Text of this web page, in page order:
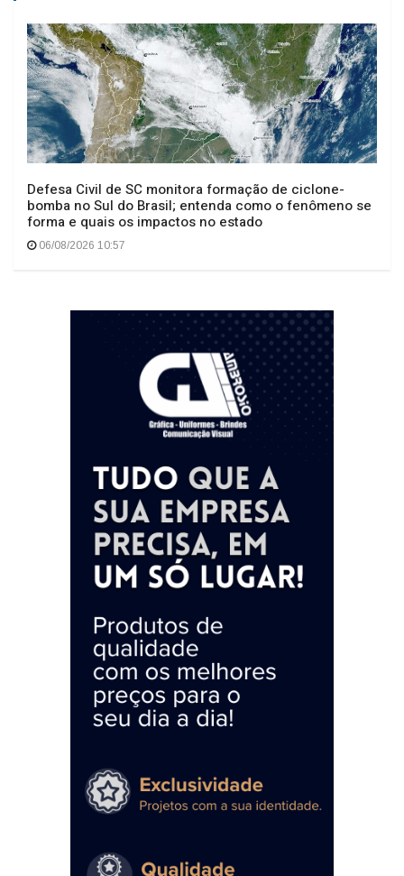
Defesa Civil de SC monitora formação de ciclone-
bomba no Sul do Brasil; entenda como o fenômeno se
forma e quais os impactos no estado
06/08/2026 10:57